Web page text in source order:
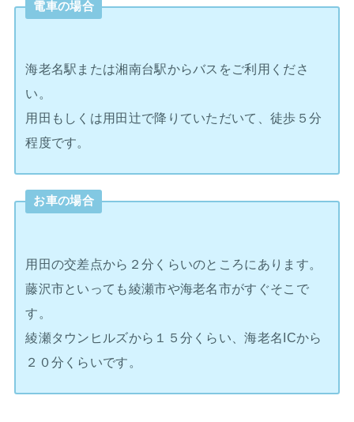
電車の場合
海老名駅または湘南台駅からバスをご利用くださ
い。
用田もしくは用田辻で降りていただいて、徒歩５分
程度です。
お車の場合
用田の交差点から２分くらいのところにあります。
藤沢市といっても綾瀬市や海老名市がすぐそこで
す。
綾瀬タウンヒルズから１５分くらい、海老名ICから
２０分くらいです。